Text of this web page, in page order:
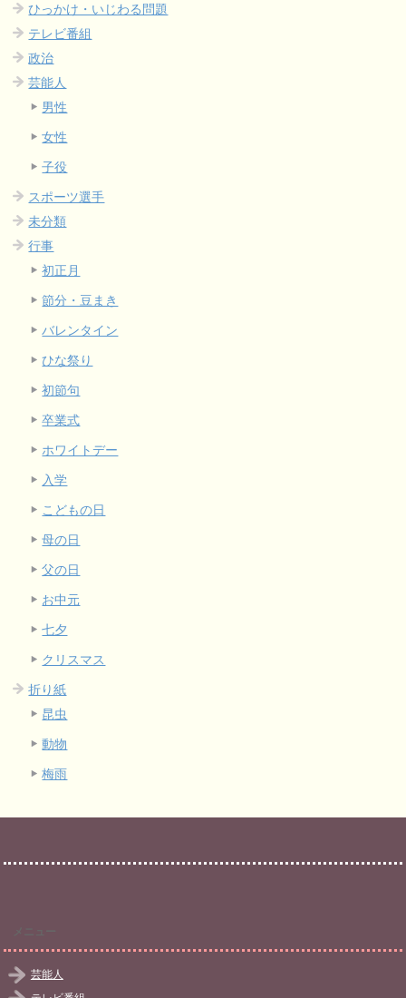
ひっかけ・いじわる問題
テレビ番組
政治
芸能人
男性
女性
子役
スポーツ選手
未分類
行事
初正月
節分・豆まき
バレンタイン
ひな祭り
初節句
卒業式
ホワイトデー
入学
こどもの日
母の日
父の日
お中元
七夕
クリスマス
折り紙
昆虫
動物
梅雨
芸能人